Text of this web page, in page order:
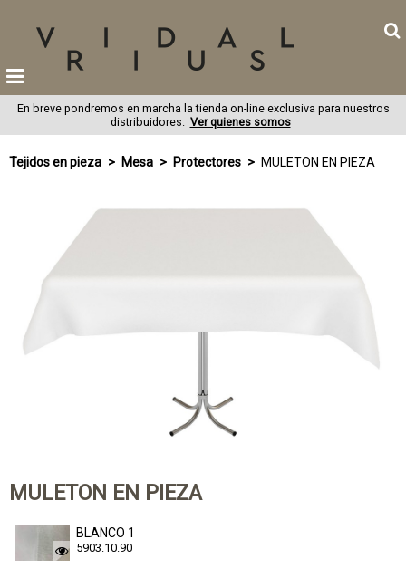
En breve pondremos en marcha la tienda on-line exclusiva para nuestros
distribuidores. Ver quienes somos
Tejidos en pieza Mesa Protectores MULETON EN PIEZA
MULETON EN PIEZA
BLANCO 1
5903.10.90